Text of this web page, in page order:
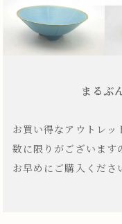
まるぶ
お買い得なアウトレッ
数に限りがございます
お早めにご購入くださ